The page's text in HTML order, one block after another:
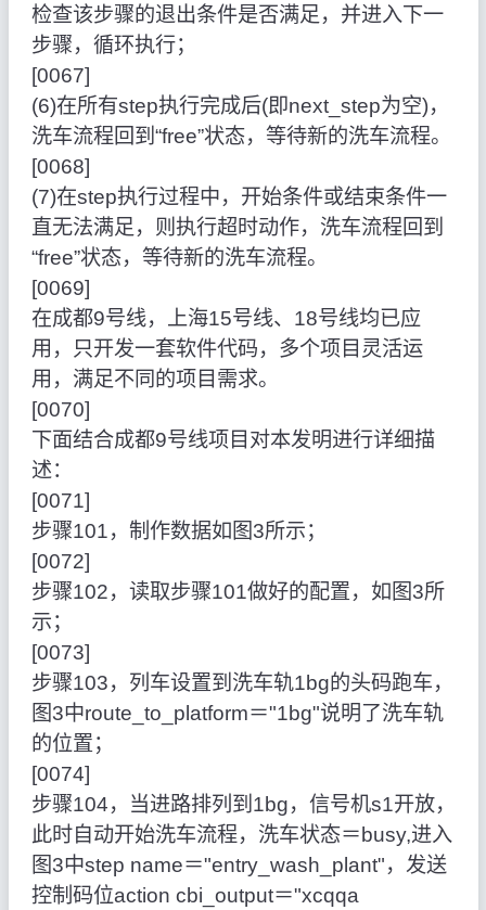
检查该步骤的退出条件是否满足，并进入下一
步骤，循环执行；
[0067]
(6)在所有step执行完成后(即next_step为空)，
洗车流程回到“free”状态，等待新的洗车流程。
[0068]
(7)在step执行过程中，开始条件或结束条件一
直无法满足，则执行超时动作，洗车流程回到
“free”状态，等待新的洗车流程。
[0069]
在成都9号线，上海15号线、18号线均已应
用，只开发一套软件代码，多个项目灵活运
用，满足不同的项目需求。
[0070]
下面结合成都9号线项目对本发明进行详细描
述：
[0071]
步骤101，制作数据如图3所示；
[0072]
步骤102，读取步骤101做好的配置，如图3所
示；
[0073]
步骤103，列车设置到洗车轨1bg的头码跑车，
图3中route_to_platform＝"1bg"说明了洗车轨
的位置；
[0074]
步骤104，当进路排列到1bg，信号机s1开放，
此时自动开始洗车流程，洗车状态＝busy,进入
图3中step name＝"entry_wash_plant"，发送
控制码位action cbi_output＝"xcqqa